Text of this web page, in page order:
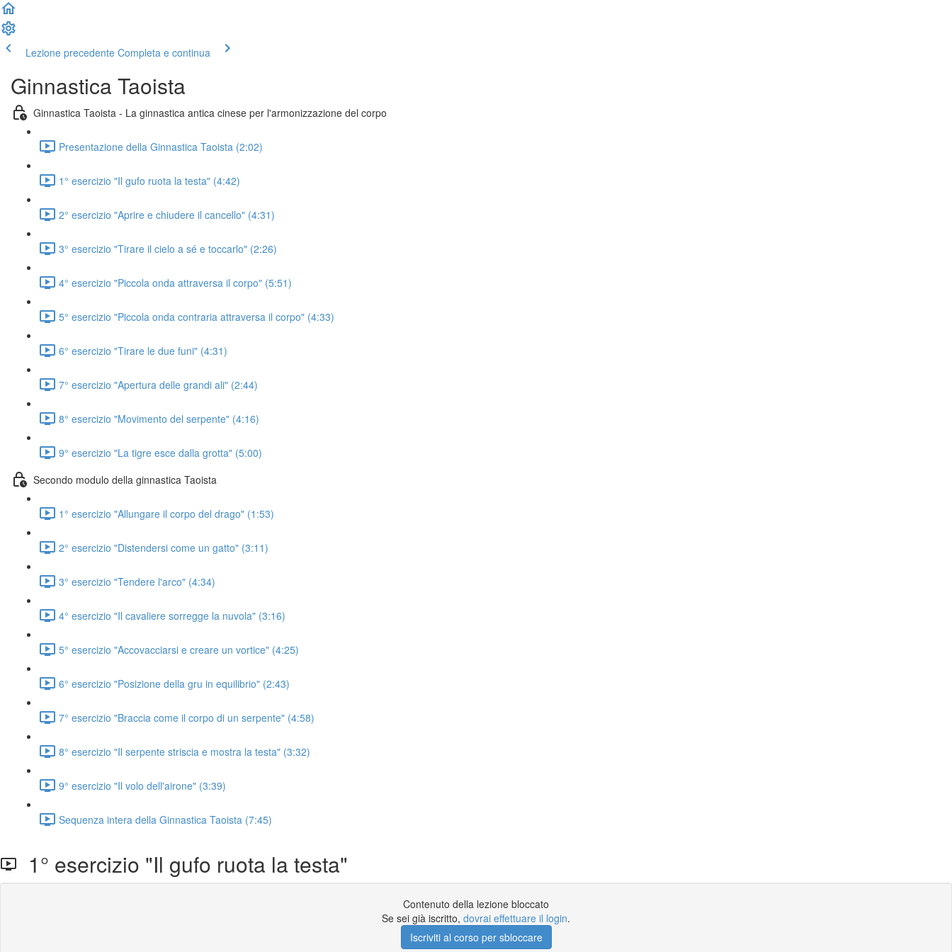
Lezione precedente Completa e continua
Ginnastica Taoista
Ginnastica Taoista - La ginnastica antica cinese per l'armonizzazione del corpo
Presentazione della Ginnastica Taoista (2:02)
1° esercizio "Il gufo ruota la testa" (4:42)
2° esercizio "Aprire e chiudere il cancello" (4:31)
3° esercizio "Tirare il cielo a sé e toccarlo" (2:26)
4° esercizio "Piccola onda attraversa il corpo" (5:51)
5° esercizio "Piccola onda contraria attraversa il corpo" (4:33)
6° esercizio "Tirare le due funi" (4:31)
7° esercizio "Apertura delle grandi ali" (2:44)
8° esercizio "Movimento del serpente" (4:16)
9° esercizio "La tigre esce dalla grotta" (5:00)
Secondo modulo della ginnastica Taoista
1° esercizio "Allungare il corpo del drago" (1:53)
2° esercizio "Distendersi come un gatto" (3:11)
3° esercizio "Tendere l'arco" (4:34)
4° esercizio "Il cavaliere sorregge la nuvola" (3:16)
5° esercizio "Accovacciarsi e creare un vortice" (4:25)
6° esercizio "Posizione della gru in equilibrio" (2:43)
7° esercizio "Braccia come il corpo di un serpente" (4:58)
8° esercizio "Il serpente striscia e mostra la testa" (3:32)
9° esercizio "Il volo dell'airone" (3:39)
Sequenza intera della Ginnastica Taoista (7:45)
1° esercizio "Il gufo ruota la testa"
Contenuto della lezione bloccato
Se sei già iscritto, dovrai effettuare il login.
Iscriviti al corso per sbloccare